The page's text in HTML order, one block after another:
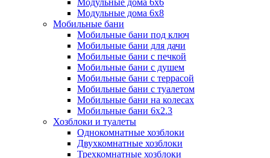
Модульные дома 6x6
Модульные дома 6x8
Мобильные бани
Мобильные бани под ключ
Мобильные бани для дачи
Мобильные бани с печкой
Мобильные бани с душем
Мобильные бани с террасой
Мобильные бани с туалетом
Мобильные бани на колесах
Мобильные бани 6х2.3
Хозблоки и туалеты
Однокомнатные хозблоки
Двухкомнатные хозблоки
Трехкомнатные хозблоки